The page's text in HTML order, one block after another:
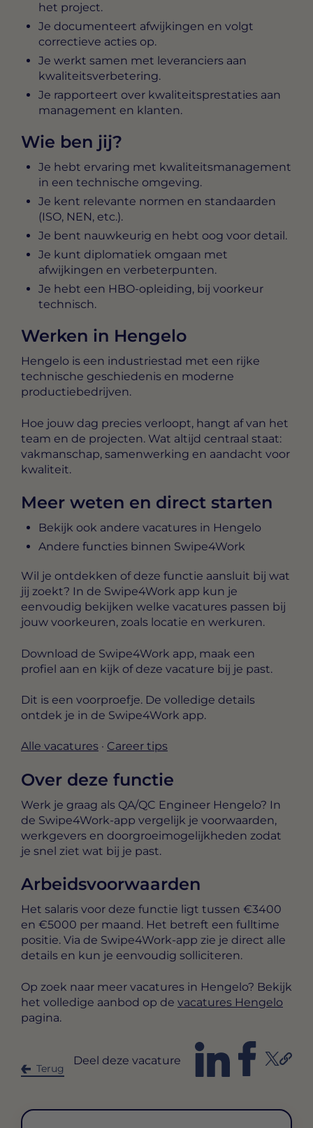
het project.
Je documenteert afwijkingen en volgt
correctieve acties op.
Je werkt samen met leveranciers aan
kwaliteitsverbetering.
Je rapporteert over kwaliteitsprestaties aan
management en klanten.
Wie ben jij?
Je hebt ervaring met kwaliteitsmanagement
in een technische omgeving.
Je kent relevante normen en standaarden
(ISO, NEN, etc.).
Je bent nauwkeurig en hebt oog voor detail.
Je kunt diplomatiek omgaan met
afwijkingen en verbeterpunten.
Je hebt een HBO-opleiding, bij voorkeur
technisch.
Werken in Hengelo
Hengelo is een industriestad met een rijke
technische geschiedenis en moderne
productiebedrijven.
Hoe jouw dag precies verloopt, hangt af van het
team en de projecten. Wat altijd centraal staat:
vakmanschap, samenwerking en aandacht voor
kwaliteit.
Meer weten en direct starten
Bekijk ook andere vacatures in Hengelo
Andere functies binnen Swipe4Work
Wil je ontdekken of deze functie aansluit bij wat
jij zoekt? In de Swipe4Work app kun je
eenvoudig bekijken welke vacatures passen bij
jouw voorkeuren, zoals locatie en werkuren.
Download de Swipe4Work app, maak een
profiel aan en kijk of deze vacature bij je past.
Dit is een voorproefje. De volledige details
ontdek je in de Swipe4Work app.
Alle vacatures · Career tips
Over deze functie
Werk je graag als QA/QC Engineer Hengelo? In
de Swipe4Work-app vergelijk je voorwaarden,
werkgevers en doorgroeimogelijkheden zodat
je snel ziet wat bij je past.
Arbeidsvoorwaarden
Het salaris voor deze functie ligt tussen €3400
en €5000 per maand. Het betreft een fulltime
positie. Via de Swipe4Work-app zie je direct alle
details en kun je eenvoudig solliciteren.
Op zoek naar meer vacatures in Hengelo? Bekijk
het volledige aanbod op de vacatures Hengelo
pagina.
Terug
Deel deze vacature